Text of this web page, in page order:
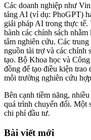
Các doanh nghiệp như
tảng AI (ví dụ: PhoGPT)
giải pháp AI trong thực
hành các chính sách
tâm nghiên cứu. Các
nguồn tài trợ và các chính
tạo. Bộ Khoa học và
đồng để tạo điều kiện
môi trường nghiên cứu
Bên cạnh tiềm năng,
quá trình chuyển đổi. Một
chi phí đầu tư.
Bài viết mới